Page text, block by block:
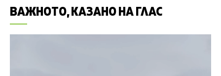
ВАЖНОТО, КАЗАНО НА ГЛАС